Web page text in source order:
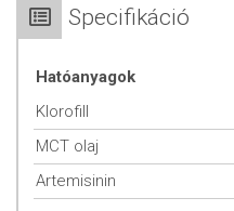
leveleiből és szirmaiból kivont
antivirális és immunerősítő hatás
ÉLETTANI HATÁS:
E-vitamin: hozzájárul a
védelméhez.
A-vitamin: hozzájárul a
Specifikáció
Hatóanyagok
Klorofill
MCT olaj
Artemisinin